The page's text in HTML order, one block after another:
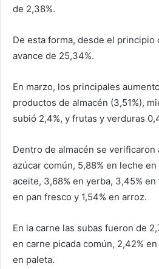
de 2,38%.
De esta forma, desde el principio
avance de 25,34%.
En marzo, los principales
productos de almacén (3,51%),
subió 2,4%, y frutas y verduras
Dentro de almacén se verificaron
azúcar común, 5,88% en leche
aceite, 3,68% en yerba, 3,45%
en pan fresco y 1,54% en arroz.
En la carne las subas fueron de
en carne picada común, 2,42%
en paleta.